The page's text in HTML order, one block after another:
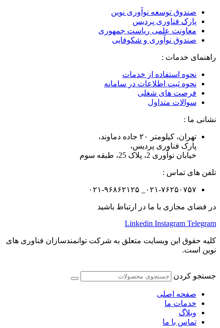
صندوق توسعه نوآوری نوین
پارک فناوری پردیس
معاونت علمی ریاست جمهوری
صندوق نوآوری و شکوفایی
راهنمای خدمات :
نحوه استفاده از خدمات
نحوه ثبت اطلاعات در سامانه
فرصت های شغلی
سوالات متداول
نشانی ما :
تهران، کیلومتر ۲۰ جاده دماوند،
پارک فناوری پردیس،
خیابان نوآوری 2، پلاک 25، طبقه سوم
تلفن های تماس :
۰۲۱-۷۶۲۵۰۷۵۷_ ۰۲۱-۹۶۸۶۲۱۲۵
در فضای مجازی با ما در ارتباط باشید
Linkedin Instagram Telegram
کلیه حقوق این وبسایت متعلق به شرکت توانمندسازان فناوری های
نوین است.
جستجو کردن
صفحه اصلی
خدمات ما
وبلاگ
تماس با ما